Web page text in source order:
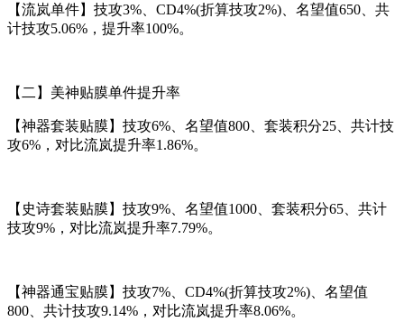
【流岚单件】技攻3%、CD4%(折算技攻2%)、名望值650、共
计技攻5.06%，提升率100%。
【二】美神贴膜单件提升率
【神器套装贴膜】技攻6%、名望值800、套装积分25、共计技
攻6%，对比流岚提升率1.86%。
【史诗套装贴膜】技攻9%、名望值1000、套装积分65、共计
技攻9%，对比流岚提升率7.79%。
【神器通宝贴膜】技攻7%、CD4%(折算技攻2%)、名望值
800、共计技攻9.14%，对比流岚提升率8.06%。